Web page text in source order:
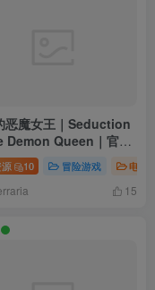
恶魔女王｜Seduction
Demon Queen｜官方
｜476M｜免安
10 冒险游戏 电脑
15